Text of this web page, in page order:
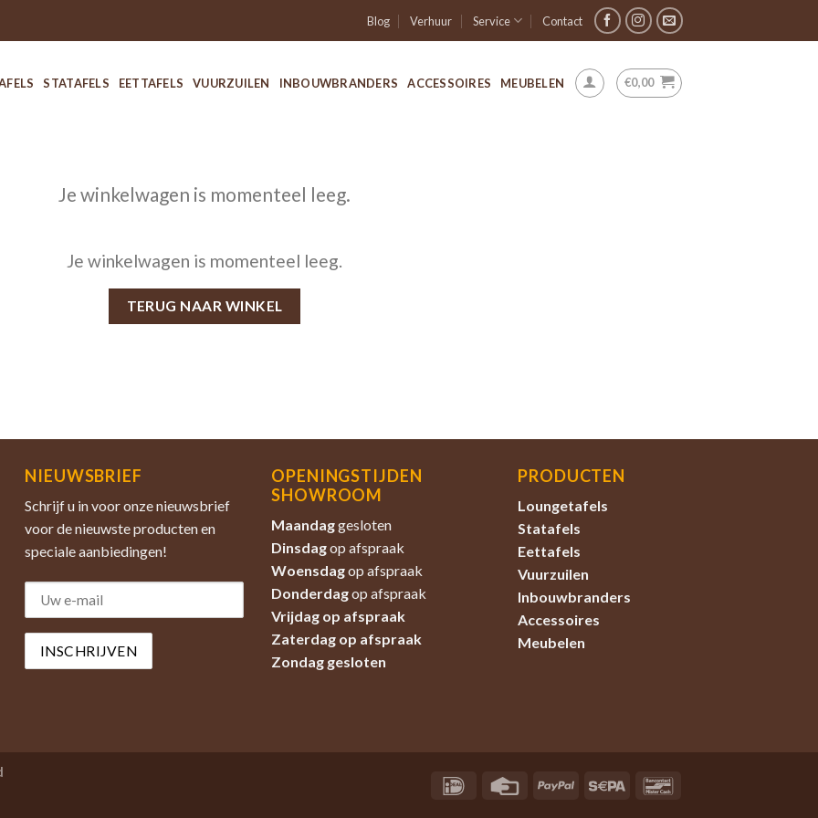
Blog Verhuur Service Contact
STATAFELS EETTAFELS VUURZUILEN INBOUWBRANDERS ACCESSOIRES MEUBELEN €0,00
Je winkelwagen is momenteel leeg.
Je winkelwagen is momenteel leeg.
TERUG NAAR WINKEL
NIEUWSBRIEF
Schrijf u in voor onze nieuwsbrief
voor de nieuwste producten en
speciale aanbiedingen!
OPENINGSTIJDEN
SHOWROOM
Maandaggesloten
Dinsdagop afspraak
Woensdagop afspraak
Donderdagop afspraak
Vrijdag op afspraak
Zaterdag op afspraak
Zondag gesloten
PRODUCTEN
Loungetafels
Statafels
Eettafels
Vuurzuilen
Inbouwbranders
Accessoires
Meubelen